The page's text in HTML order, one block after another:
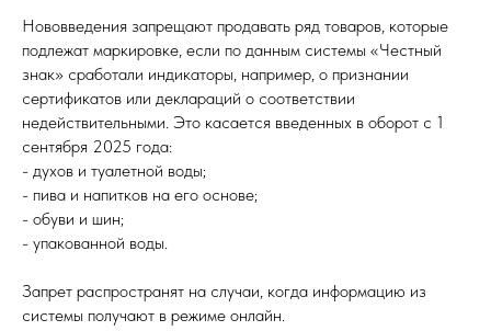
Нововведения запрещают продавать ряд товаров, которые
подлежат маркировке, если по данным системы «Честный
знак» сработали индикаторы, например, о признании
сертификатов или деклараций о соответствии
недействительными. Это касается введенных в оборот с 1
сентября 2025 года:
- духов и туалетной воды;
- пива и напитков на его основе;
- обуви и шин;
- упакованной воды.
Запрет распространят на случаи, когда информацию из
системы получают в режиме онлайн.